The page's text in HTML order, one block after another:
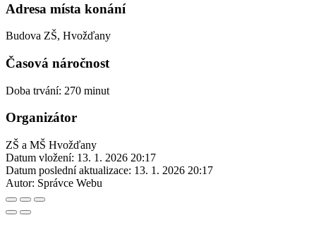
Adresa místa konání
Budova ZŠ, Hvožďany
Časová náročnost
Doba trvání: 270 minut
Organizátor
ZŠ a MŠ Hvožďany
Datum vložení: 13. 1. 2026 20:17
Datum poslední aktualizace: 13. 1. 2026 20:17
Autor: Správce Webu